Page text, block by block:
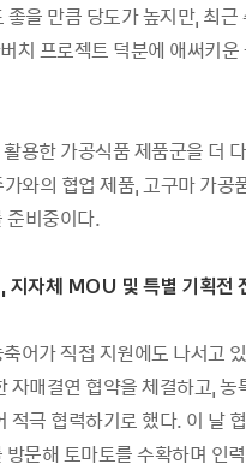
을 만큼 당도가 높지만, 최근
치 프로젝트 덕분에 애써키운
용한 가공식품 제품군을 더
와의 협업 제품, 고구마 가공
준비중이다.
지자체 MOU 및 특별 기획전
어가 직접 지원에도 나서고
매결연 협약을 체결하고, 농
극 협력하기로 했다. 이 날
문해 토마토를 수확하며 인